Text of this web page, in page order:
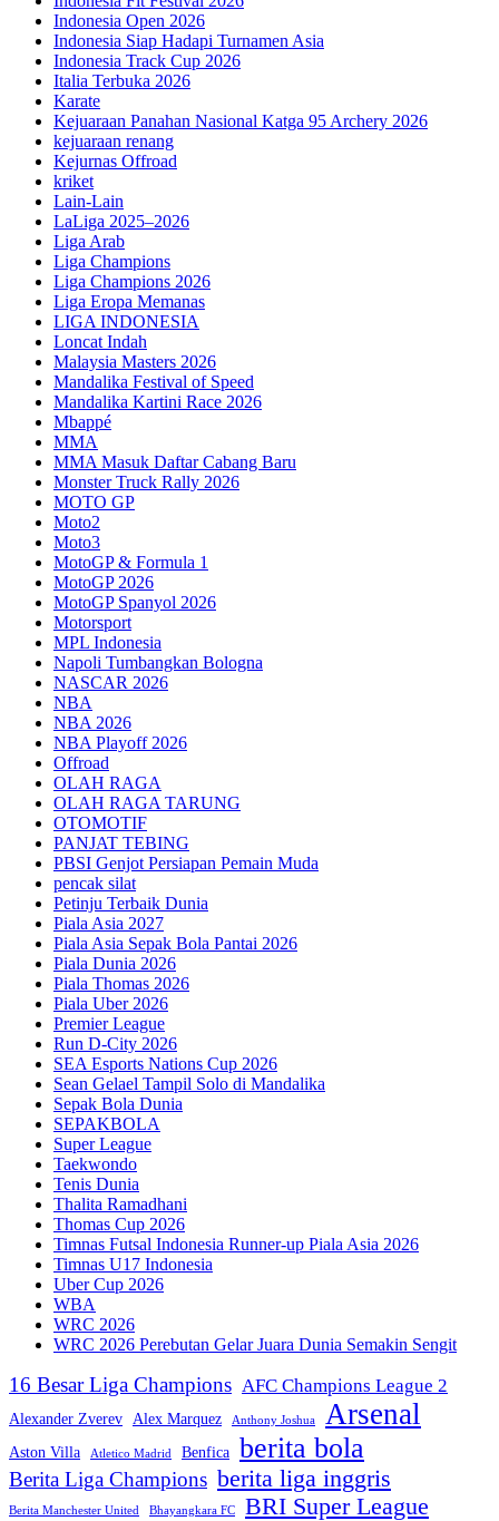
Indonesia Open 2026
Indonesia Siap Hadapi Turnamen Asia
Indonesia Track Cup 2026
Italia Terbuka 2026
Karate
Kejuaraan Panahan Nasional Katga 95 Archery 2026
kejuaraan renang
Kejurnas Offroad
kriket
Lain-Lain
LaLiga 2025–2026
Liga Arab
Liga Champions
Liga Champions 2026
Liga Eropa Memanas
LIGA INDONESIA
Loncat Indah
Malaysia Masters 2026
Mandalika Festival of Speed
Mandalika Kartini Race 2026
Mbappé
MMA
MMA Masuk Daftar Cabang Baru
Monster Truck Rally 2026
MOTO GP
Moto2
Moto3
MotoGP & Formula 1
MotoGP 2026
MotoGP Spanyol 2026
Motorsport
MPL Indonesia
Napoli Tumbangkan Bologna
NASCAR 2026
NBA
NBA 2026
NBA Playoff 2026
Offroad
OLAH RAGA
OLAH RAGA TARUNG
OTOMOTIF
PANJAT TEBING
PBSI Genjot Persiapan Pemain Muda
pencak silat
Petinju Terbaik Dunia
Piala Asia 2027
Piala Asia Sepak Bola Pantai 2026
Piala Dunia 2026
Piala Thomas 2026
Piala Uber 2026
Premier League
Run D-City 2026
SEA Esports Nations Cup 2026
Sean Gelael Tampil Solo di Mandalika
Sepak Bola Dunia
SEPAKBOLA
Super League
Taekwondo
Tenis Dunia
Thalita Ramadhani
Thomas Cup 2026
Timnas Futsal Indonesia Runner-up Piala Asia 2026
Timnas U17 Indonesia
Uber Cup 2026
WBA
WRC 2026
WRC 2026 Perebutan Gelar Juara Dunia Semakin Sengit
16 Besar Liga Champions AFC Champions League 2
Alexander Zverev Alex Marquez Anthony Joshua Arsenal
Aston Villa Atletico Madrid Benfica berita bola
Berita Liga Champions berita liga inggris
Berita Manchester United Bhayangkara FC BRI Super League